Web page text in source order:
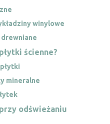
winylowe
drewniane
ścienne?
mineralne
odświeżaniu